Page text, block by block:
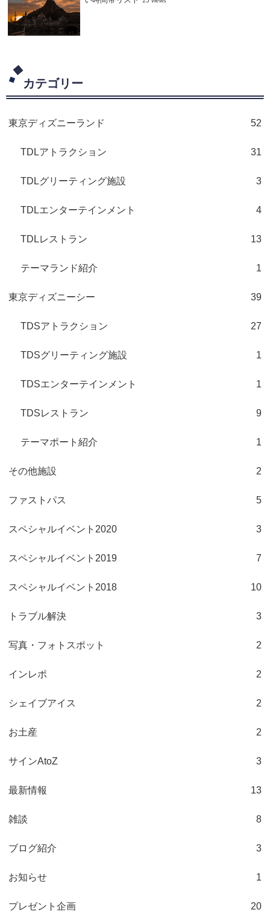
カテゴリー
東京ディズニーランド 52
TDLアトラクション 31
TDLグリーティング施設 3
TDLエンターテインメント 4
TDLレストラン 13
テーマランド紹介 1
東京ディズニーシー 39
TDSアトラクション 27
TDSグリーティング施設 1
TDSエンターテインメント 1
TDSレストラン 9
テーマポート紹介 1
その他施設 2
ファストパス 5
スペシャルイベント2020 3
スペシャルイベント2019 7
スペシャルイベント2018 10
トラブル解決 3
写真・フォトスポット 2
インレポ 2
シェイブアイス 2
お土産 2
サインAtoZ 3
最新情報 13
雑談 8
ブログ紹介 3
お知らせ 1
プレゼント企画 20